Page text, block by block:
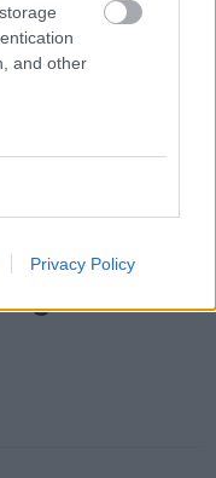
and other
Privacy Policy
játékot